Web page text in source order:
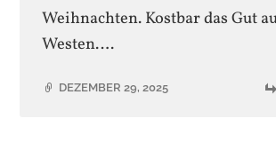
Weihnachten. Kostbar das Gut
Westen….
DEZEMBER 29, 2025